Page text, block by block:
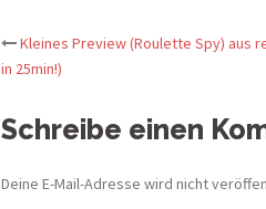
Beitrags-
Navigation
Kleines Preview (Roulette Spy) aus
in 25min!)
Schreibe einen
Deine E-Mail-Adresse wird nicht